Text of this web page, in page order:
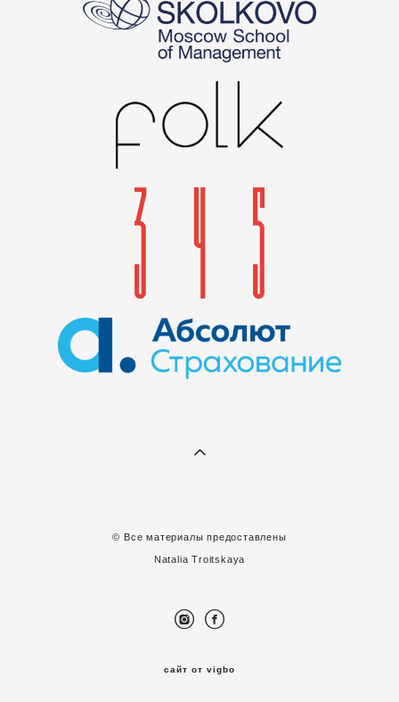
© Все материалы предоставлены
Natalia Troitskaya
сайт от vigbo